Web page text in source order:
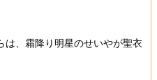
、霜降り明星のせいやが聖衣